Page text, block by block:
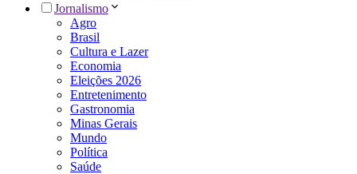
Jornalismo
Agro
Brasil
Cultura e Lazer
Economia
Eleições 2026
Entretenimento
Gastronomia
Minas Gerais
Mundo
Política
Saúde